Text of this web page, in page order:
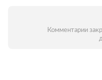
Комментарии